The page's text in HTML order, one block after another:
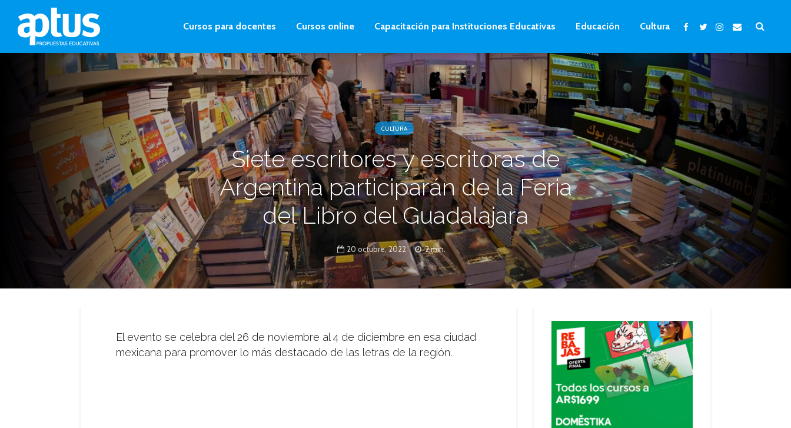
Cursos para docentes Cursos online Capacitación para Instituciones Educativas Educación Cultura
CULTURA
Siete escritores y escritoras de
Argentina participarán de la Feria
del Libro del Guadalajara
20 octubre, 2022 2 min.
El evento se celebra del 26 de noviembre al 4 de diciembre en esa ciudad
mexicana para promover lo más destacado de las letras de la región.